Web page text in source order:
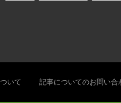
いて 記事についてのお問い合